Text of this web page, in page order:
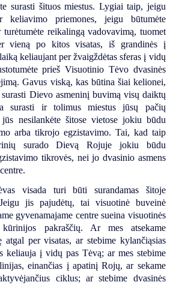
surasti šituos miestus. Lygiai taip, jeigu
keliavimo priemones, jeigu būtumėte
reikalingą vadovavimą, tuomet
vieną po kitos visatas, iš grandinės į
keliaujant per žvaigždėtas sferas į vidų
prieš Visuotinio Tėvo dvasinės
Gavus viską, kas būtina šiai kelionei,
Dievo asmeninį buvimą visų daiktų
surasti ir tolimus miestus jūsų pačių
nesilankėte šitose vietose jokiu būdu
arba tikrojo egzistavimo. Tai, kad taip
surado Dievą Rojuje jokiu būdu
tikrovės, nei jo dvasinio asmens
visada turi būti surandamas šitoje
jis pajudėtų, tai visuotinė buveinė
gyvenamajame centre sueina visuotinės
pakraščių. Ar mes atsekame
atgal per visatas, ar stebime kylančiąsias
keliauja į vidų pas Tėvą; ar mes stebime
einančias į apatinį Rojų, ar sekame
ciklus; ar stebime dvasinės